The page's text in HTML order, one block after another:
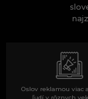
Oslov reklamou viac